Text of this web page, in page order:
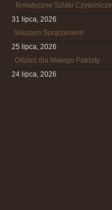
Tematyczne Szlaki Czytelnicze
31 lipca, 2026
Waszym Spojrzeniem
25 lipca, 2026
Odzież dla Małego Patrioty
24 lipca, 2026